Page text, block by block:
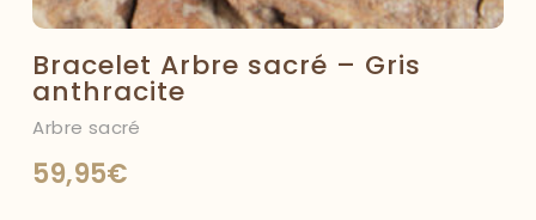
Bracelet Arbre sacré – Gris
anthracite
Arbre sacré
59,95€